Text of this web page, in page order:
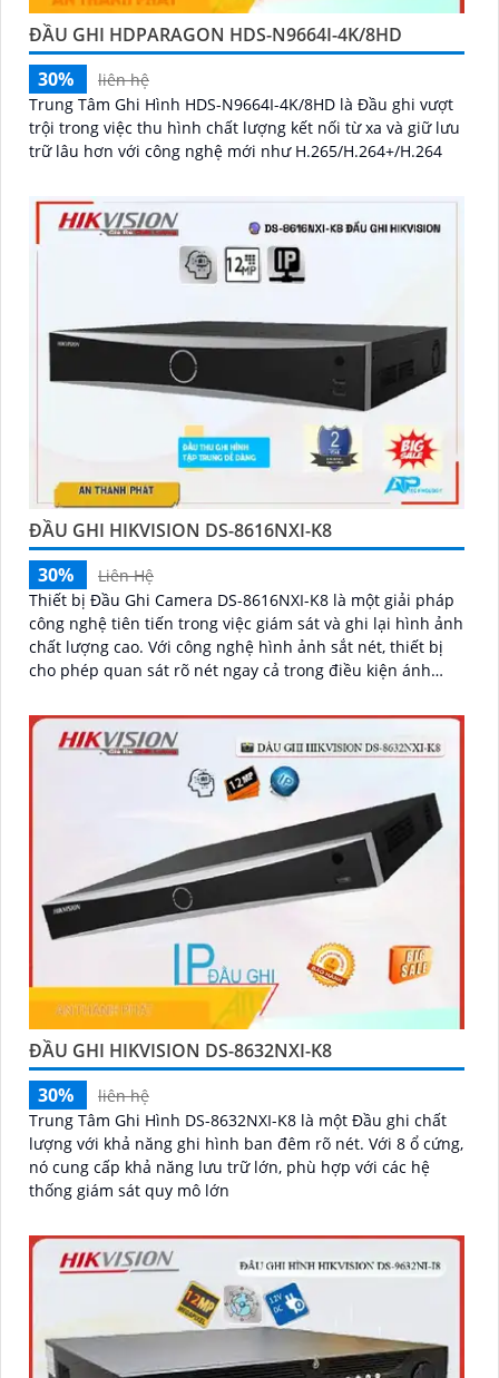
ĐẦU GHI HDPARAGON HDS-N9664I-4K/8HD
30%
liên hệ
Trung Tâm Ghi Hình HDS-N9664I-4K/8HD là Đầu ghi vượt
trội trong việc thu hình chất lượng kết nối từ xa và giữ lưu
trữ lâu hơn với công nghệ mới như H.265/H.264+/H.264
ĐẦU GHI HIKVISION DS-8616NXI-K8
30%
Liên Hệ
Thiết bị Đầu Ghi Camera DS-8616NXI-K8 là một giải pháp
công nghệ tiên tiến trong việc giám sát và ghi lại hình ảnh
chất lượng cao. Với công nghệ hình ảnh sắt nét, thiết bị
cho phép quan sát rõ nét ngay cả trong điều kiện ánh
ĐẦU GHI HIKVISION DS-8632NXI-K8
30%
liên hệ
Trung Tâm Ghi Hình DS-8632NXI-K8 là một Đầu ghi chất
lượng với khả năng ghi hình ban đêm rõ nét. Với 8 ổ cứng,
nó cung cấp khả năng lưu trữ lớn, phù hợp với các hệ
thống giám sát quy mô lớn